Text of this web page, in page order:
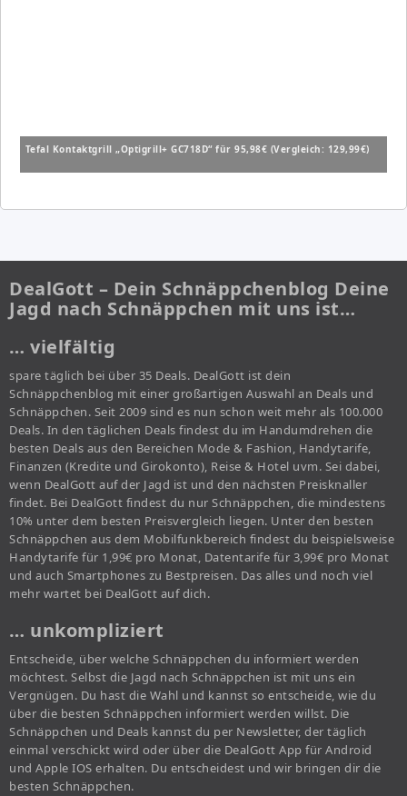
Tefal Kontaktgrill „Optigrill+ GC718D“ für 95,98€ (Vergleich: 129,99€)
DealGott – Dein Schnäppchenblog Deine
Jagd nach Schnäppchen mit uns ist…
… vielfältig
spare täglich bei über 35 Deals. DealGott ist dein
Schnäppchenblog mit einer großartigen Auswahl an Deals und
Schnäppchen. Seit 2009 sind es nun schon weit mehr als 100.000
Deals. In den täglichen Deals findest du im Handumdrehen die
besten Deals aus den Bereichen Mode & Fashion, Handytarife,
Finanzen (Kredite und Girokonto), Reise & Hotel uvm. Sei dabei,
wenn DealGott auf der Jagd ist und den nächsten Preisknaller
findet. Bei DealGott findest du nur Schnäppchen, die mindestens
10% unter dem besten Preisvergleich liegen. Unter den besten
Schnäppchen aus dem Mobilfunkbereich findest du beispielsweise
Handytarife für 1,99€ pro Monat, Datentarife für 3,99€ pro Monat
und auch Smartphones zu Bestpreisen. Das alles und noch viel
mehr wartet bei DealGott auf dich.
… unkompliziert
Entscheide, über welche Schnäppchen du informiert werden
möchtest. Selbst die Jagd nach Schnäppchen ist mit uns ein
Vergnügen. Du hast die Wahl und kannst so entscheide, wie du
über die besten Schnäppchen informiert werden willst. Die
Schnäppchen und Deals kannst du per Newsletter, der täglich
einmal verschickt wird oder über die DealGott App für Android
und Apple IOS erhalten. Du entscheidest und wir bringen dir die
besten Schnäppchen.